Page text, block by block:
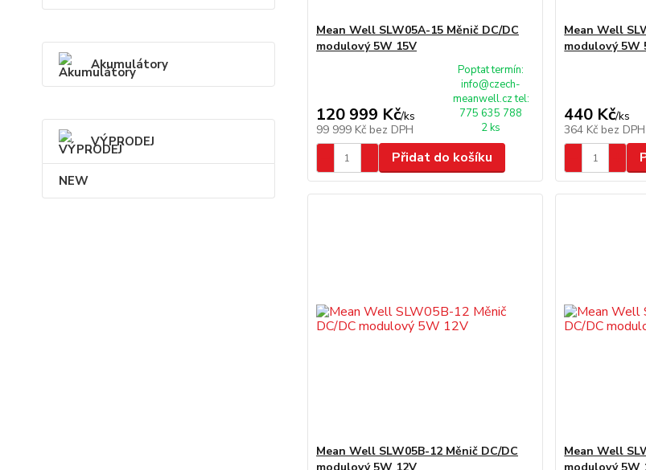
Akumulátory
VÝPRODEJ
NEW
Mean Well SLW05A-15 Měnič DC/DC
modulový 5W 15V
120 999 Kč/ks
99 999 Kč bez DPH
Poptat termín:
info@czech-
meanwell.cz tel:
775 635 788
2 ks
Přidat do košíku
Mean Well
modulový 5W
440 Kč/ks
364 Kč bez DPH
Mean Well SLW05B-12 Měnič DC/DC
Mean Well